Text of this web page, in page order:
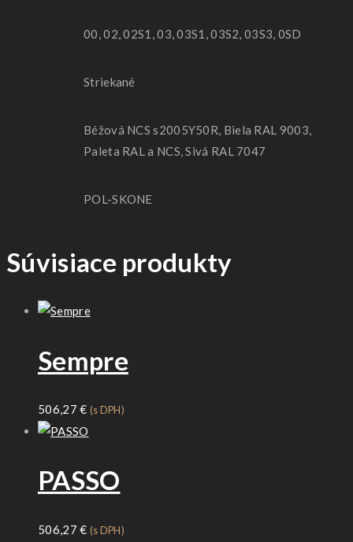
00, 02, 02S1, 03, 03S1, 03S2, 03S3, 0SD
Striekané
Béžová NCS s2005Y50R, Biela RAL 9003,
Paleta RAL a NCS, Sivá RAL 7047
POL-SKONE
Súvisiace produkty
Sempre
506,27€ (s DPH)
PASSO
506,27€ (s DPH)